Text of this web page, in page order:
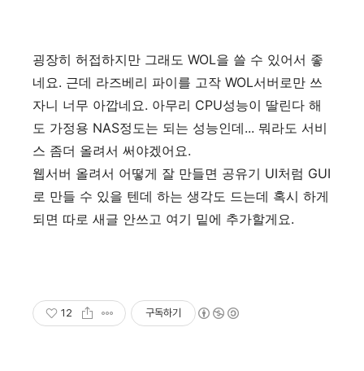
굉장히 허접하지만 그래도 WOL을 쓸 수 있어서 좋
네요. 근데 라즈베리 파이를 고작 WOL서버로만 쓰
자니 너무 아깝네요. 아무리 CPU성능이 딸린다 해
도 가정용 NAS정도는 되는 성능인데... 뭐라도 서비
스 좀더 올려서 써야겠어요.
웹서버 올려서 어떻게 잘 만들면 공유기 UI처럼 GUI
로 만들 수 있을 텐데 하는 생각도 드는데 혹시 하게
되면 따로 새글 안쓰고 여기 밑에 추가할게요.
12 구독하기